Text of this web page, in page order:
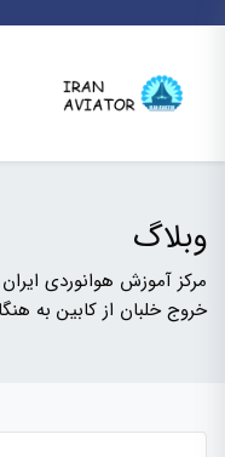
وبلاگ
مرکز آموزش هوانوردی ایران
خروج خلبان از کابین به